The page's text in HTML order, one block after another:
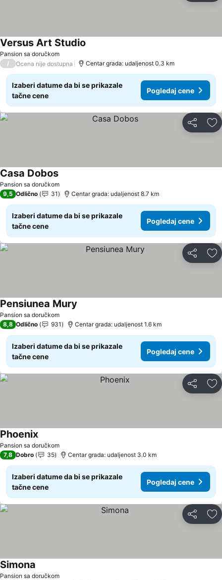
Pansion sa doručkom
Versus Art Studio
/ Ocena nije dostupna Centar grada: udaljenost 0.3 km
Izaberi datume da bi se prikazale
tačne cene
Pogledaj cene
Deli
Pansion sa doručkom
Casa Dobos
9,5 Odlično 31 Centar grada: udaljenost 8.7 km
Izaberi datume da bi se prikazale
tačne cene
Pogledaj cene
Deli
Pansion sa doručkom
Pensiunea Mury
8,8 Odlično 931 Centar grada: udaljenost 1.6 km
Izaberi datume da bi se prikazale
tačne cene
Pogledaj cene
Deli
Pansion sa doručkom
Phoenix
7,8 Dobro 35 Centar grada: udaljenost 3.0 km
Izaberi datume da bi se prikazale
tačne cene
Pogledaj cene
Deli
Pansion sa doručkom
Simona